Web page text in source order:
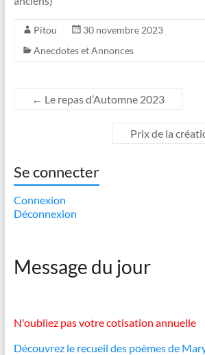
Pitou
30 novembre 2023
Anecdotes et Annonces
← Le repas d’Automne 2023
Prix de la
Se connecter
Connexion
Déconnexion
Message du jour
N'oubliez pas votre cotisation annuelle
Découvrez le recueil des poèmes de